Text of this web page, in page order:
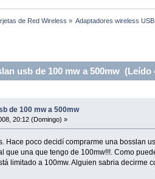
de Red Wireless » Adaptadores wireless USB
usb de 100 mw a 500mw (Leído
de 100 mw a 500mw
20:12 (Domingo) »
Hace poco decidí comprarme una bosslan
que una que tengo de 100mw!!!. Como
limitado a 100mw. Alguien sabria decirme